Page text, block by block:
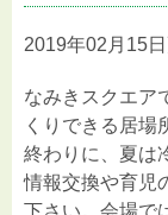
2019年02月15
なみきスクエア
くりできる居場
終わりに、夏は
情報交換や育児
下さい。会場で